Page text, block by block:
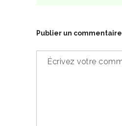
Publier un commentaire